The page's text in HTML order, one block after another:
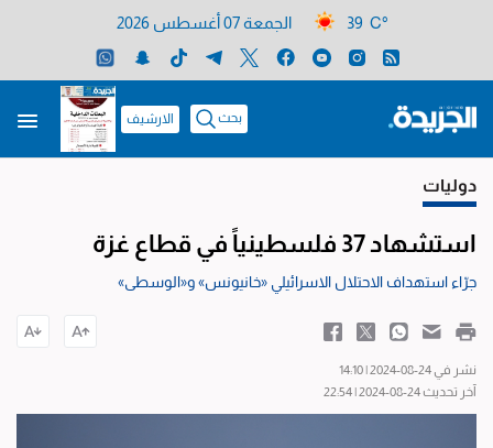
39 C° الجمعة 07 أغسطس 2026
بحث الارشيف
دوليات
استشهاد 37 فلسطينياً في قطاع غزة
جرّاء استهداف الاحتلال الاسرائيلي «خانيونس» و«الوسطى»
نشر في 24-08-2024 | 14:10
آخر تحديث 24-08-2024 | 22:54